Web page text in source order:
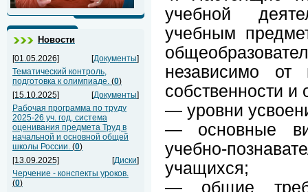
Новости
[01.05.2026] [Документы]
Тематический контроль,
подготовка к олимпиаде. (0)
[15.10.2025]
[Документы]
Рабочая программа по труду
2025-26 уч. год, система
оценивания предмета Труд в
начальной и основной общей
школы России. (0)
[13.09.2025]
[Диски]
Черчение - конспекты уроков.
(0)
учебной
учебным
независимо
собственности и
— уровни
— основные
учебно-
учащихся;
— общие